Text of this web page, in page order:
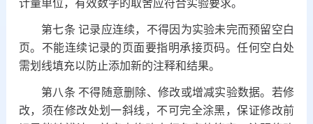
计量单位，有效数字的取舍应符合实验要求。
第七条 记录应连续，不得因为实验未完而预留空白
页。不能连续记录的页面要指明承接页码。任何空白处
需划线填充以防止添加新的注释和结果。
第八条 不得随意删除、修改或增减实验数据。若修
改，须在修改处划一斜线，不可完全涂黑，保证修改前